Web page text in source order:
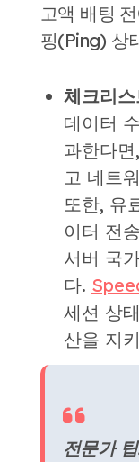
고액 배팅
핑(Ping) 상
체크리스
데이터
과한다
고 네트
또한, 유
이터 전
서버 국
다.
세션 상
산을 지
전문가